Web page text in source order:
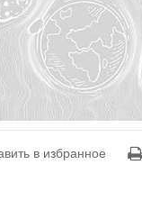
в избранное